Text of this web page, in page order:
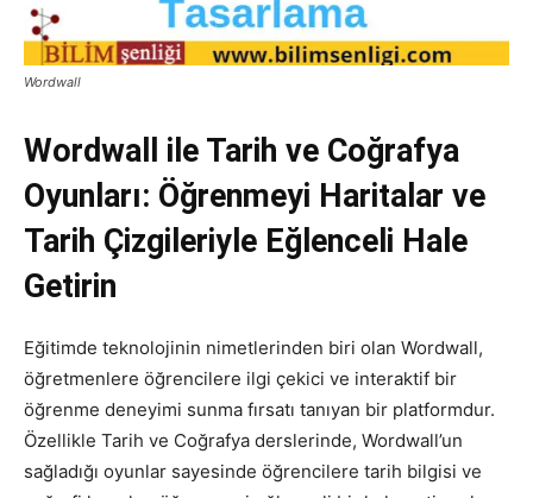
Wordwall
Wordwall ile Tarih ve Coğrafya
Oyunları: Öğrenmeyi Haritalar ve
Tarih Çizgileriyle Eğlenceli Hale
Getirin
Eğitimde teknolojinin nimetlerinden biri olan Wordwall,
öğretmenlere öğrencilere ilgi çekici ve interaktif bir
öğrenme deneyimi sunma fırsatı tanıyan bir platformdur.
Özellikle Tarih ve Coğrafya derslerinde, Wordwall’un
sağladığı oyunlar sayesinde öğrencilere tarih bilgisi ve